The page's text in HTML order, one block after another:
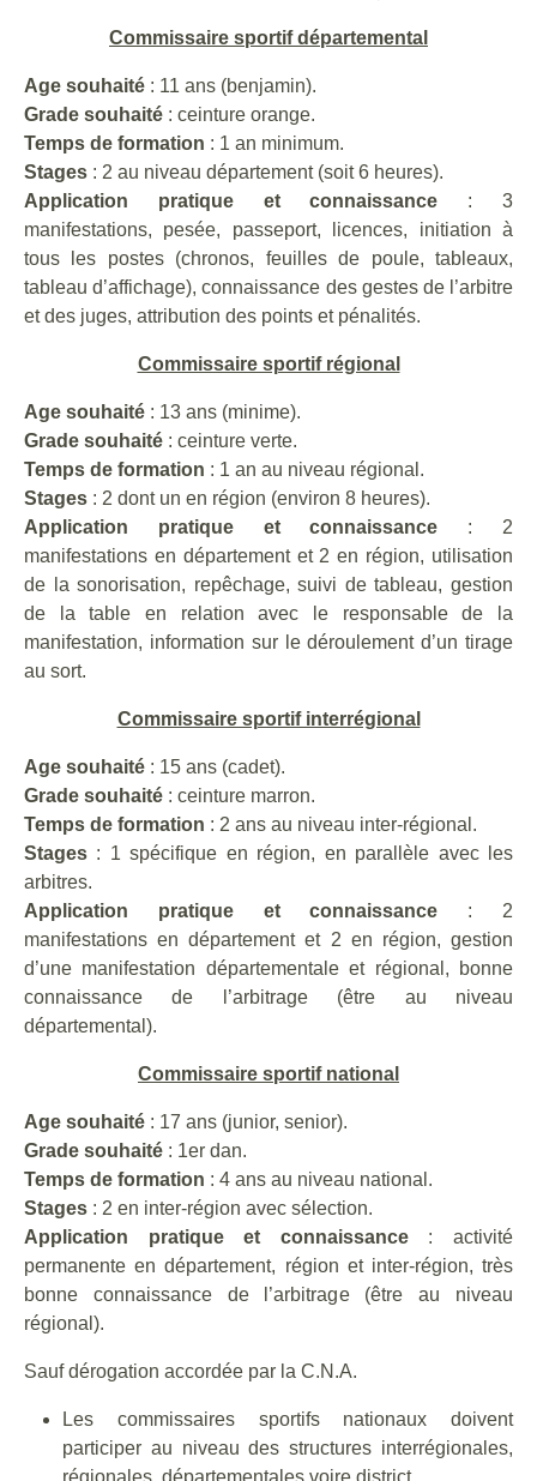
Commissaire sportif départemental
Age souhaité : 11 ans (benjamin).
Grade souhaité : ceinture orange.
Temps de formation : 1 an minimum.
Stages : 2 au niveau département (soit 6 heures).
Application pratique et connaissance : 3
manifestations, pesée, passeport, licences, initiation à
tous les postes (chronos, feuilles de poule, tableaux,
tableau d’affichage), connaissance des gestes de l’arbitre
et des juges, attribution des points et pénalités.
Commissaire sportif régional
Age souhaité : 13 ans (minime).
Grade souhaité : ceinture verte.
Temps de formation : 1 an au niveau régional.
Stages : 2 dont un en région (environ 8 heures).
Application pratique et connaissance : 2
manifestations en département et 2 en région, utilisation
de la sonorisation, repêchage, suivi de tableau, gestion
de la table en relation avec le responsable de la
manifestation, information sur le déroulement d’un tirage
au sort.
Commissaire sportif interrégional
Age souhaité : 15 ans (cadet).
Grade souhaité : ceinture marron.
Temps de formation : 2 ans au niveau inter-régional.
Stages : 1 spécifique en région, en parallèle avec les
arbitres.
Application pratique et connaissance : 2
manifestations en département et 2 en région, gestion
d’une manifestation départementale et régional, bonne
connaissance de l’arbitrage (être au niveau
départemental).
Commissaire sportif national
Age souhaité : 17 ans (junior, senior).
Grade souhaité : 1er dan.
Temps de formation : 4 ans au niveau national.
Stages : 2 en inter-région avec sélection.
Application pratique et connaissance: activité
permanente en département, région et inter-région, très
bonne connaissance de l’arbitrage (être au niveau
régional).
Sauf dérogation accordée par la C.N.A.
Les commissaires sportifs nationaux doivent
participer au niveau des structures interrégionales,
régionales, départementales voire district.